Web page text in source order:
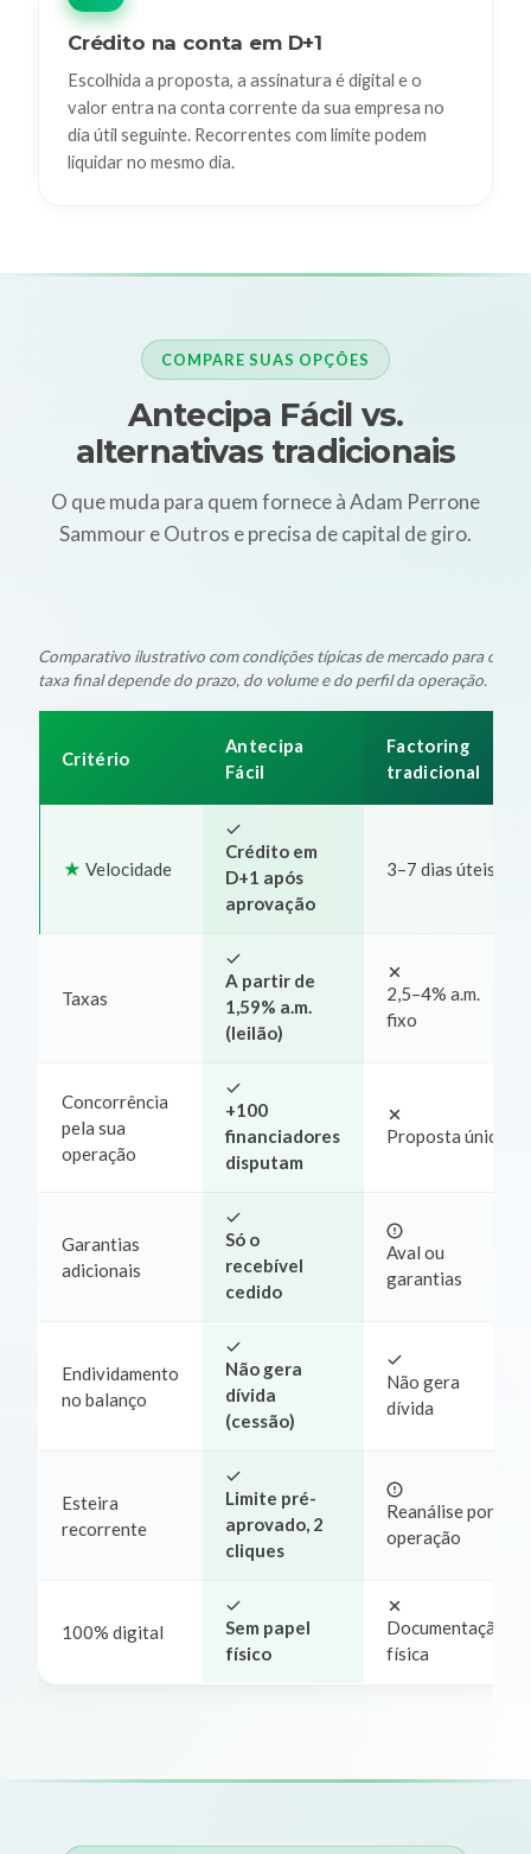
Crédito na conta em D+1
Escolhida a proposta, a assinatura é digital e o
valor entra na conta corrente da sua empresa no
dia útil seguinte. Recorrentes com limite podem
liquidar no mesmo dia.
COMPARE SUAS OPÇÕES
Antecipa Fácil vs.
alternativas tradicionais
O que muda para quem fornece à Adam Perrone
Sammour e Outros e precisa de capital de giro.
Comparativo ilustrativo com condições típicas de mercado para
taxa final depende do prazo, do volume e do perfil da operação.
Critério
Antecipa
Fácil
Factoring
tradicional
Velocidade
Crédito em
D+1 após
aprovação
3–7 dias úteis
Taxas
A partir de
1,59% a.m.
(leilão)
2,5–4% a.m.
fixo
Concorrência
pela sua
operação
+100
financiadores
disputam
Proposta única
Garantias
adicionais
Só o
recebível
cedido
Aval ou
garantias
Endividamento
no balanço
Não gera
dívida
(cessão)
Não gera
dívida
Esteira
recorrente
Limite pré-
aprovado, 2
cliques
Reanálise por
operação
100% digital
Sem papel
físico
Documentação
física